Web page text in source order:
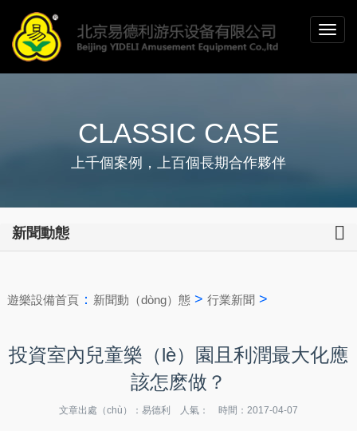
CLASSIC CASE
上千個案例，上百個長期合作夥伴
新聞動態
遊樂設備首頁： 新聞動（dòng）態> 行業新聞>
投資室內兒童樂（lè）園且利潤最大化應
該怎麽做？
文章出處（chù）：易德利 人氣： 時間：2017-04-07